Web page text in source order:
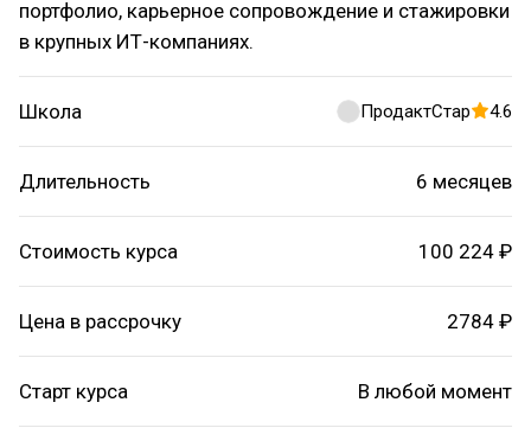
портфолио, карьерное сопровождение и стажировки
в крупных ИТ-компаниях.
Школа ПродактСтар 4.6
Длительность 6 месяцев
Стоимость курса 100 224 ₽
Цена в рассрочку 2784 ₽
Старт курса В любой момент